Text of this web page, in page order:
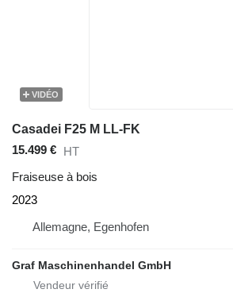
VIDÉO
Casadei F25 M LL-FK
15.499 € HT
Fraiseuse à bois
2023
Allemagne, Egenhofen
Graf Maschinenhandel GmbH